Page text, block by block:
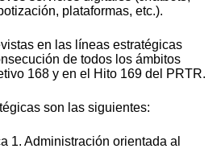
plataformas, etc.).
en las líneas estratégicas
de todos los ámbitos
168 y en el Hito 169 del PRTR.
son las siguientes:
Administración orientada al